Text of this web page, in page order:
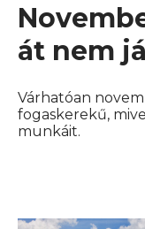
át nem
Várhatóan
fogaskerekű,
munkáit.